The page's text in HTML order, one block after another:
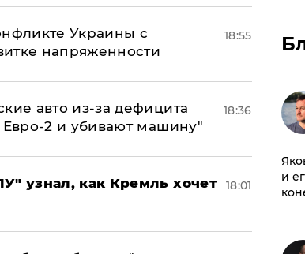
Украины с
напряженности
18:55
авто из-за дефицита
Евро-2 и убивают машину"
18:36
узнал, как Кремль хочет
18:01
и